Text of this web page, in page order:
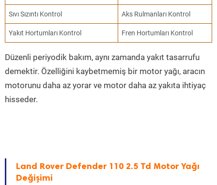
Sıvı Sızıntı Kontrol Aks Rulmanları Kontrol
Yakıt Hortumları Kontrol Fren Hortumları Kontrol
Düzenli periyodik bakım, aynı zamanda yakıt tasarrufu
demektir. Özelliğini kaybetmemiş bir motor yağı, aracın
motorunu daha az yorar ve motor daha az yakıta ihtiyaç
hisseder.
Land Rover Defender 110 2.5 Td Motor Yağı
Değişimi